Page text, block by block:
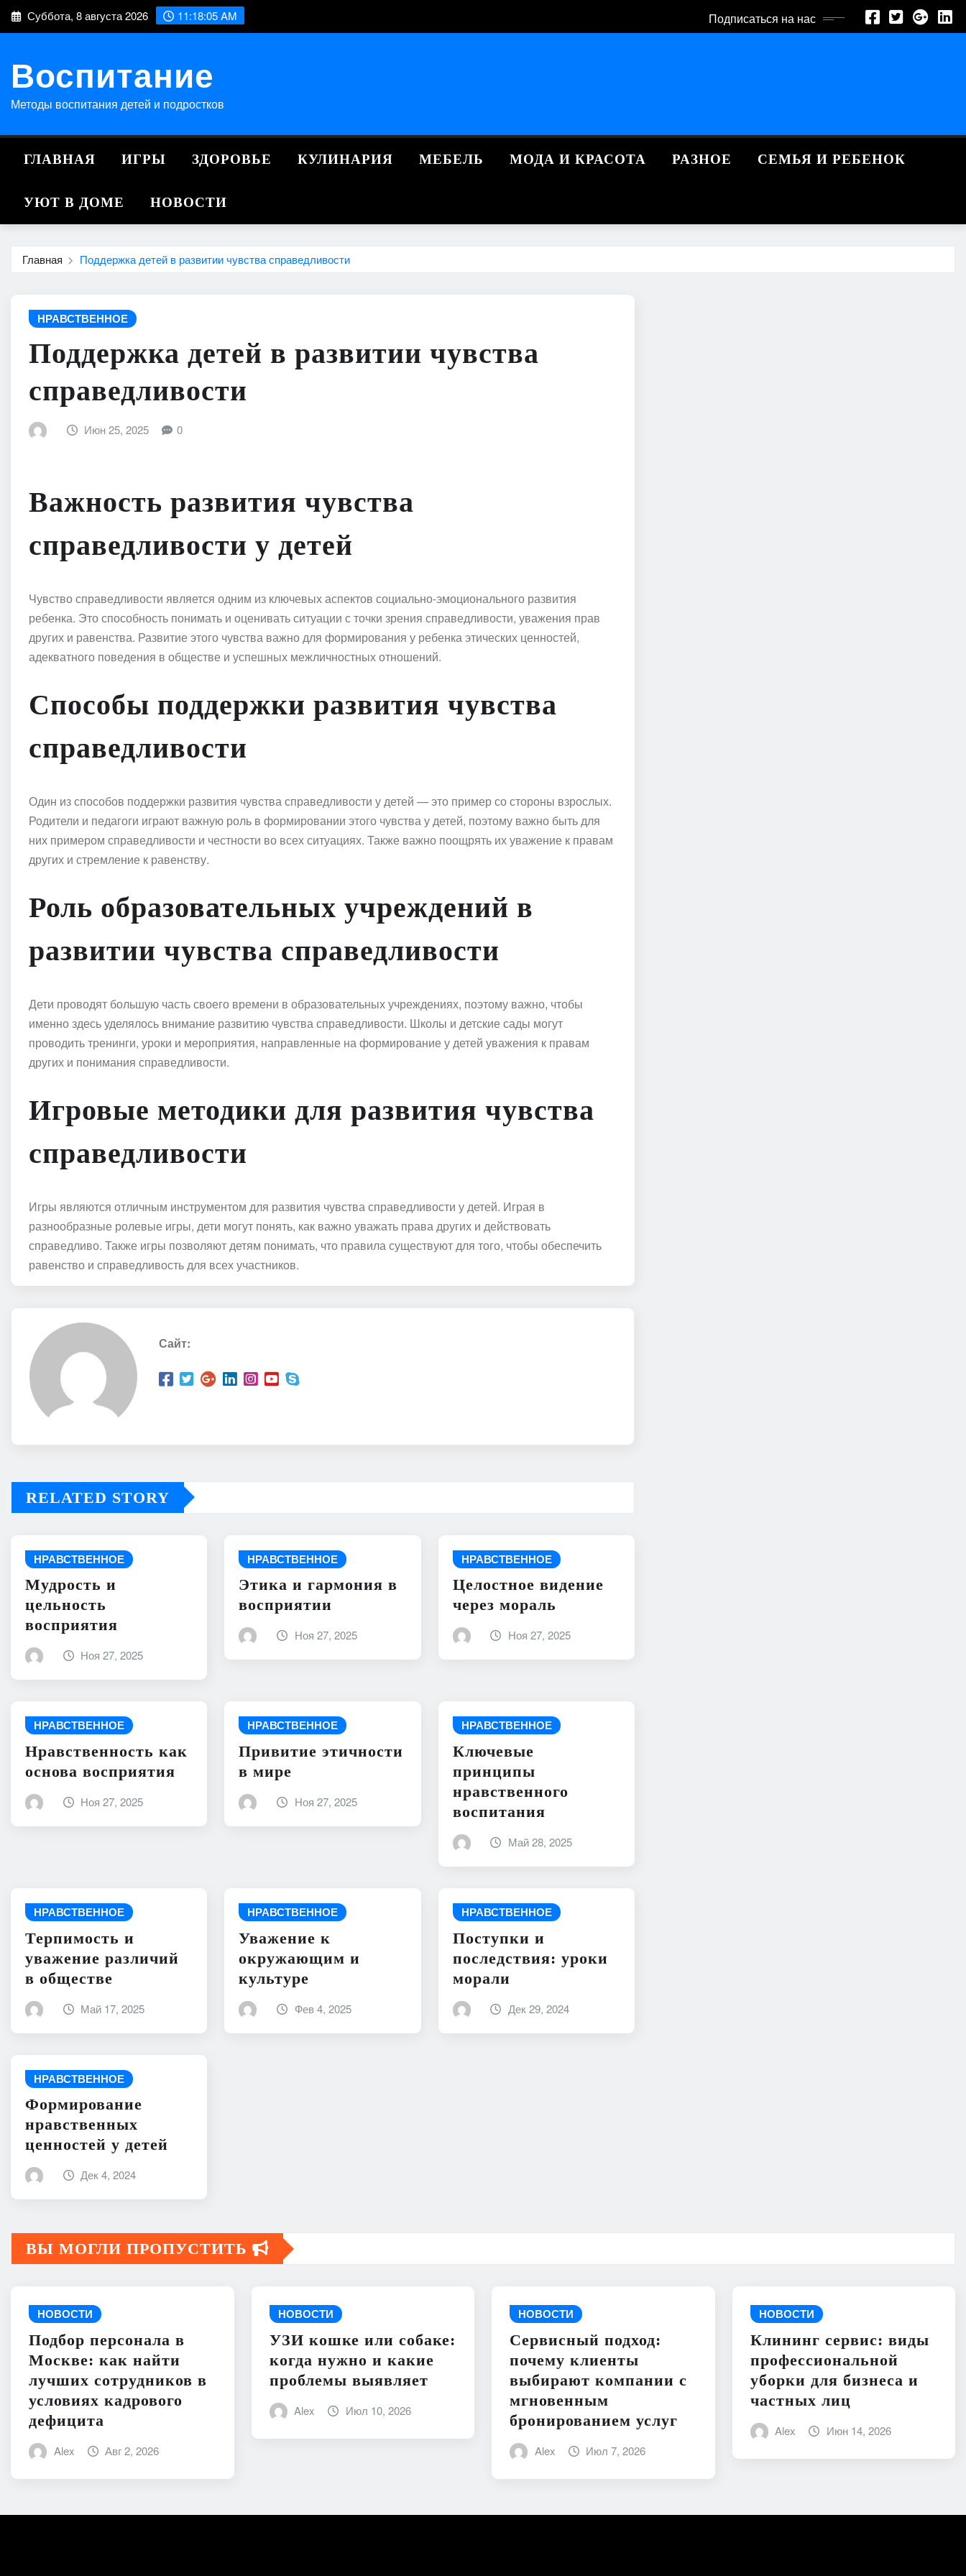
ПерейтиСуббота, 8 августа 2026 11:18:06 AM Подписаться на нас
Воспитание
Методы воспитания детей и подростков
ГЛАВНАЯ ИГРЫ ЗДОРОВЬЕ КУЛИНАРИЯ МЕБЕЛЬ МОДА И КРАСОТА РАЗНОЕ СЕМЬЯ И РЕБЕНОК
УЮТ В ДОМЕ НОВОСТИ
Главная Поддержка детей в развитии чувства справедливости
НРАВСТВЕННОЕ
Поддержка детей в развитии чувства
справедливости
Июн 25, 2025 0
Важность развития чувства
справедливости у детей
Чувство справедливости является одним из ключевых аспектов социально-эмоционального развития
ребенка. Это способность понимать и оценивать ситуации с точки зрения справедливости, уважения прав
других и равенства. Развитие этого чувства важно для формирования у ребенка этических ценностей,
адекватного поведения в обществе и успешных межличностных отношений.
Способы поддержки развития чувства
справедливости
Один из способов поддержки развития чувства справедливости у детей — это пример со стороны взрослых.
Родители и педагоги играют важную роль в формировании этого чувства у детей, поэтому важно быть для
них примером справедливости и честности во всех ситуациях. Также важно поощрять их уважение к правам
других и стремление к равенству.
Роль образовательных учреждений в
развитии чувства справедливости
Дети проводят большую часть своего времени в образовательных учреждениях, поэтому важно, чтобы
именно здесь уделялось внимание развитию чувства справедливости. Школы и детские сады могут
проводить тренинги, уроки и мероприятия, направленные на формирование у детей уважения к правам
других и понимания справедливости.
Игровые методики для развития чувства
справедливости
Игры являются отличным инструментом для развития чувства справедливости у детей. Играя в
разнообразные ролевые игры, дети могут понять, как важно уважать права других и действовать
справедливо. Также игры позволяют детям понимать, что правила существуют для того, чтобы обеспечить
равенство и справедливость для всех участников.
Сайт:
RELATED STORY
НРАВСТВЕННОЕ
Мудрость и
цельность
восприятия
Ноя 27, 2025
НРАВСТВЕННОЕ
Этика и гармония в
восприятии
Ноя 27, 2025
НРАВСТВЕННОЕ
Целостное видение
через мораль
Ноя 27, 2025
НРАВСТВЕННОЕ
Нравственность как
основа восприятия
Ноя 27, 2025
НРАВСТВЕННОЕ
Привитие этичности
в мире
Ноя 27, 2025
НРАВСТВЕННОЕ
Ключевые
принципы
нравственного
воспитания
Май 28, 2025
НРАВСТВЕННОЕ
Терпимость и
уважение различий
в обществе
Май 17, 2025
НРАВСТВЕННОЕ
Уважение к
окружающим и
культуре
Фев 4, 2025
НРАВСТВЕННОЕ
Поступки и
последствия: уроки
морали
Дек 29, 2024
НРАВСТВЕННОЕ
Формирование
нравственных
ценностей у детей
Дек 4, 2024
ВЫ МОГЛИ ПРОПУСТИТЬ
НОВОСТИ
Подбор персонала в
Москве: как найти
лучших сотрудников в
условиях кадрового
дефицита
Alex Авг 2, 2026
НОВОСТИ
УЗИ кошке или собаке:
когда нужно и какие
проблемы выявляет
Alex Июл 10, 2026
НОВОСТИ
Сервисный подход:
почему клиенты
выбирают компании с
мгновенным
бронированием услуг
Alex Июл 7, 2026
НОВОСТИ
Клининг сервис: виды
профессиональной
уборки для бизнеса и
частных лиц
Alex Июн 14, 2026